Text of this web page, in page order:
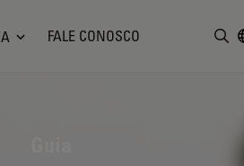
FALE CONOSCO